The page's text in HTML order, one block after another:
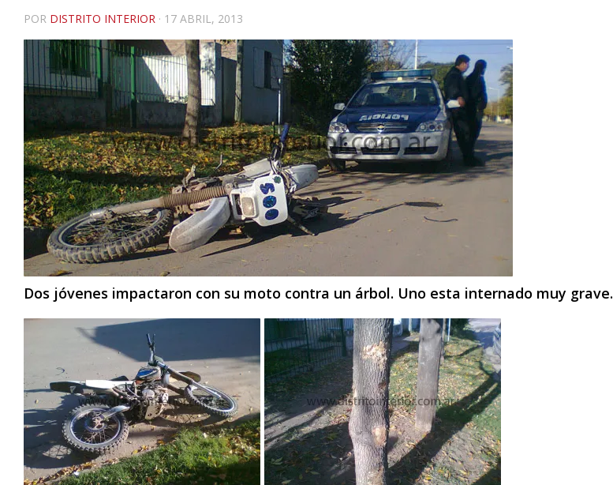
POR DISTRITO INTERIOR · 17 ABRIL, 2013
Dos jóvenes impactaron con su moto contra un árbol. Uno esta internado muy grave.